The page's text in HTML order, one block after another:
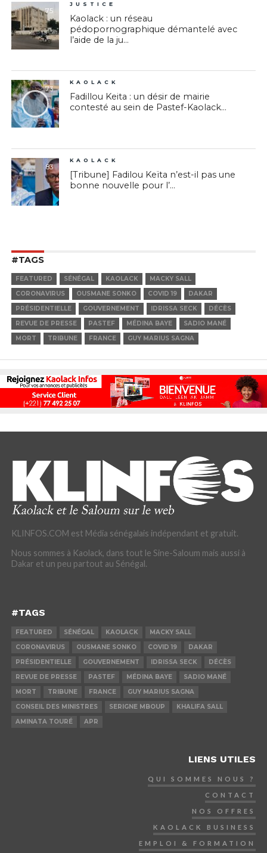
75
JUSTICE
Kaolack : un réseau
pédopornographique démantelé avec
l’aide de la ju...
73
KAOLACK
Fadillou Keita : un désir de mairie
contesté au sein de Pastef-Kaolack...
83
KAOLACK
[Tribune] Fadilou Keïta n’est-il pas une
bonne nouvelle pour l’...
#TAGS
FEATURED SÉNÉGAL KAOLACK
MACKY SALL
CORONAVIRUS
OUSMANE SONKO COVID 19
DAKAR
PRÉSIDENTIELLE
GOUVERNEMENT IDRISSA SECK
DÉCÈS
REVUE DE PRESSE
PASTEF MÉDINA BAYE
SADIO MANÉ
MORT
TRIBUNE FRANCE GUY MARIUS SAGNA
KLINFOS.COM est Média sénégalais indépendant et gratuit.
Nous sommes à Kaolack, dans tout le Sine-Saloum mais aussi à
Dakar et un peu partout au Sénégal.
#TAGS
FEATURED SÉNÉGAL KAOLACK
MACKY SALL
CORONAVIRUS
OUSMANE SONKO COVID 19
DAKAR
PRÉSIDENTIELLE
GOUVERNEMENT IDRISSA SECK
DÉCÈS
REVUE DE PRESSE
PASTEF MÉDINA BAYE
SADIO MANÉ
MORT
TRIBUNE FRANCE
GUY MARIUS SAGNA
CONSEIL DES MINISTRES
SERIGNE MBOUP
KHALIFA SALL
AMINATA TOURÉ
APR
LIENS UTILES
QUI SOMMES NOUS ?
CONTACT
NOS OFFRES
KAOLACK BUSINESS
EMPLOI & FORMATION